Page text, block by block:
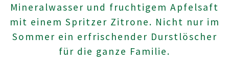
Mineralwasser und fruchtigem Apfelsaft
mit einem Spritzer Zitrone. Nicht nur im
Sommer ein erfrischender Durstlöscher
für die ganze Familie.